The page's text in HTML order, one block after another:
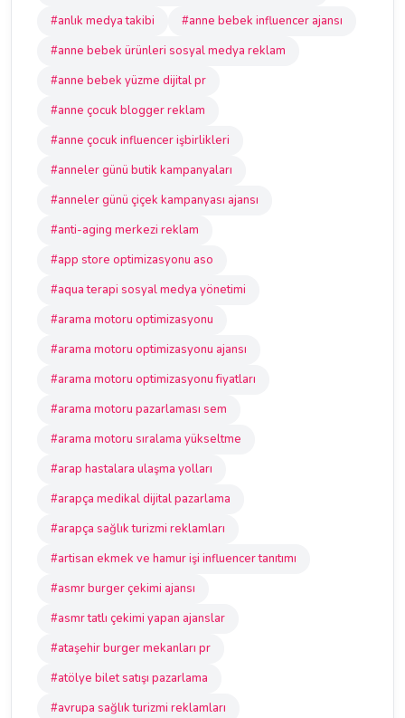
#anlık medya takibi
#anne bebek influencer ajansı
#anne bebek ürünleri sosyal medya reklam
#anne bebek yüzme dijital pr
#anne çocuk blogger reklam
#anne çocuk influencer işbirlikleri
#anneler günü butik kampanyaları
#anneler günü çiçek kampanyası ajansı
#anti-aging merkezi reklam
#app store optimizasyonu aso
#aqua terapi sosyal medya yönetimi
#arama motoru optimizasyonu
#arama motoru optimizasyonu ajansı
#arama motoru optimizasyonu fiyatları
#arama motoru pazarlaması sem
#arama motoru sıralama yükseltme
#arap hastalara ulaşma yolları
#arapça medikal dijital pazarlama
#arapça sağlık turizmi reklamları
#artisan ekmek ve hamur işi influencer tanıtımı
#asmr burger çekimi ajansı
#asmr tatlı çekimi yapan ajanslar
#ataşehir burger mekanları pr
#atölye bilet satışı pazarlama
#avrupa sağlık turizmi reklamları